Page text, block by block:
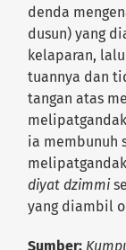
denda
dusun) yang
kelaparan,
tuannya dan
tangan atas
ia membunuh
diyat dzimmi
yang diambil
Sumber: